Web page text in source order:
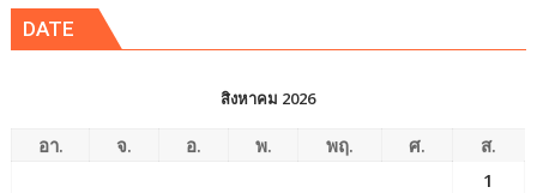
DATE
สิงหาคม 2026
อา. จ. อ. พ. พฤ. ศ.
ส.
1